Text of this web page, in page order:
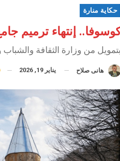
حكاية منارة
إنتهاء ترميم
بتمويل من وزارة الثقافة
هانى صلاح يناير 19, 2026